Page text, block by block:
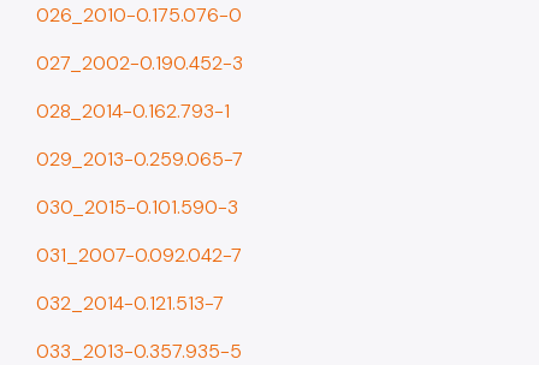
Imprensa
026_2010-0.175.076-0
027_2002-0.190.452-3
028_2014-0.162.793-1
029_2013-0.259.065-7
030_2015-0.101.590-3
031_2007-0.092.042-7
032_2014-0.121.513-7
033_2013-0.357.935-5